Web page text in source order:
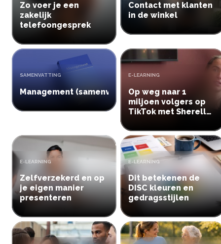
Zo voer je een
zakelijk
telefoongesprek
Contact met klanten
in de winkel
Management (samenvatting)
TYPE:
SAMENVATTING
Op weg naar 1
miljoen volgers op
TikTok met Sherell
TYPE:
E-LEARNING
Zelfverzekerd en op
je eigen manier
presenteren
TYPE:
E-LEARNING
Dit betekenen de
DISC kleuren en
gedragsstijlen
TYPE:
E-LEARNING